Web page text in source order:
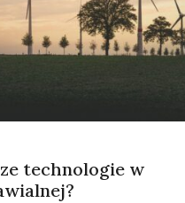
technologie w